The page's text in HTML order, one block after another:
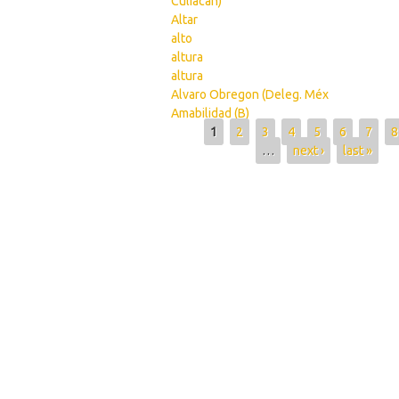
Altar
alto
altura
altura
Alvaro Obregon (Deleg. Méx
Amabilidad (B)
Pages
1 2 3 4 5 6 7
8
…
next › last »